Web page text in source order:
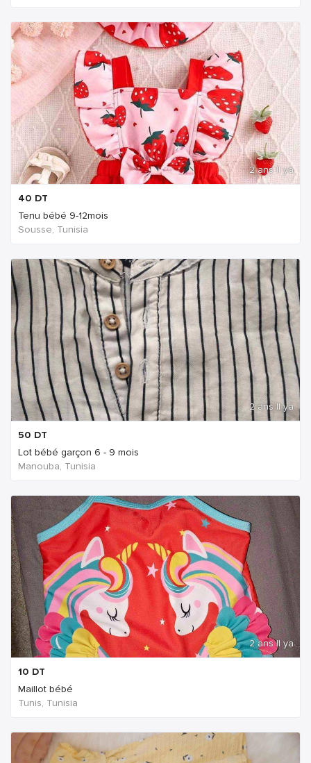
2 ans Il ya
40 DT
Tenu bébé 9-12mois
Sousse, Tunisia
2 ans Il ya
50 DT
Lot bébé garçon 6 - 9 mois
Manouba, Tunisia
2 ans Il ya
10 DT
Maillot bébé
Tunis, Tunisia